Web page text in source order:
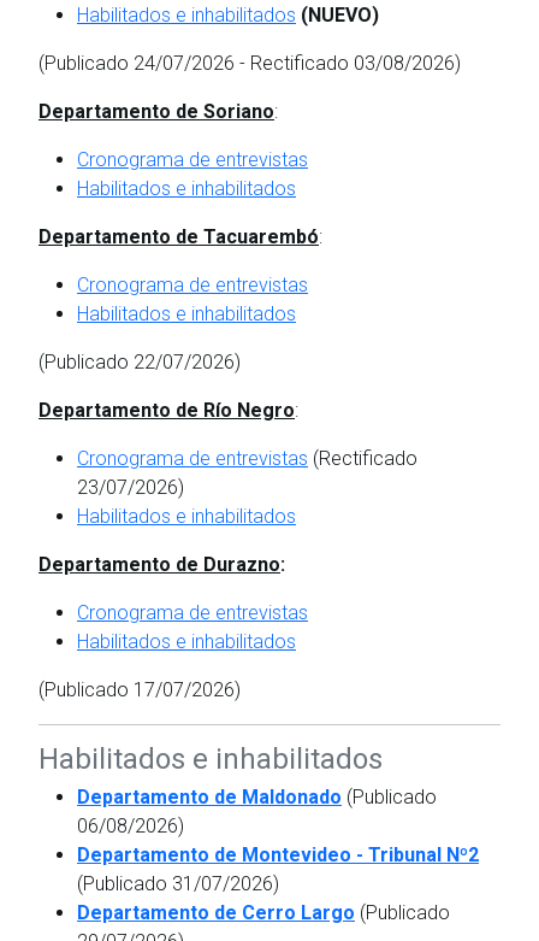
Habilitados e inhabilitados (NUEVO)
(Publicado 24/07/2026 - Rectificado 03/08/2026)
Departamento de Soriano:
Cronograma de entrevistas
Habilitados e inhabilitados
Departamento de Tacuarembó:
Cronograma de entrevistas
Habilitados e inhabilitados
(Publicado 22/07/2026)
Departamento de Río Negro:
Cronograma de entrevistas (Rectificado
23/07/2026)
Habilitados e inhabilitados
Departamento de Durazno:
Cronograma de entrevistas
Habilitados e inhabilitados
(Publicado 17/07/2026)
Habilitados e inhabilitados
Departamento de Maldonado (Publicado
06/08/2026)
Departamento de Montevideo - Tribunal Nº2
(Publicado 31/07/2026)
Departamento de Cerro Largo (Publicado